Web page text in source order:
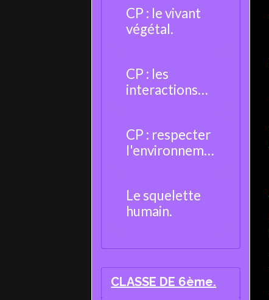
CP : le vivant
végétal.
CP : les
interactions
CP : respecter
l'environneme
Le squelette
humain.
CLASSE DE 6ème.